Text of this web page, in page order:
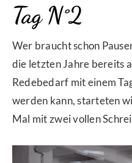
Tag N°2
Wer braucht schon
die letzten Jahre bereits
Redebedarf mit einem
werden kann, starteten
Mal mit zwei vollen